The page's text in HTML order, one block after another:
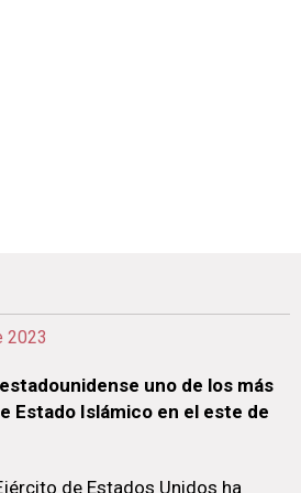
2023
uno de los más
Estado Islámico en el este de
de Estados Unidos ha